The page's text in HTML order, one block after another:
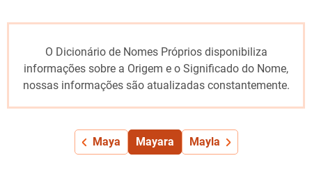
O Dicionário de Nomes Próprios disponibiliza
informações sobre a Origem e o Significado do Nome,
nossas informações são atualizadas constantemente.
Maya Mayara Mayla